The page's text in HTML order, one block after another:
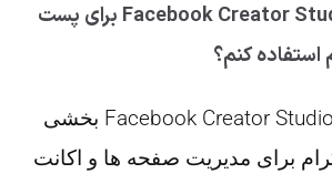
آیا می توانم از Facebook Creator Studio برای پست
استفاده کنم؟
قطعا می توانید. Facebook Creator Studio بخشی
برای مدیریت صفحه ها و اکانت